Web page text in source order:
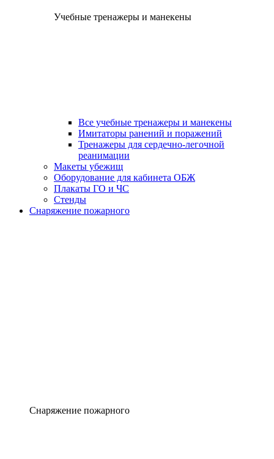
Учебные тренажеры и манекены
Все учебные тренажеры и манекены
Имитаторы ранений и поражений
Тренажеры для сердечно-легочной
реанимации
Макеты убежищ
Оборудование для кабинета ОБЖ
Плакаты ГО и ЧС
Стенды
Снаряжение пожарного
Снаряжение пожарного